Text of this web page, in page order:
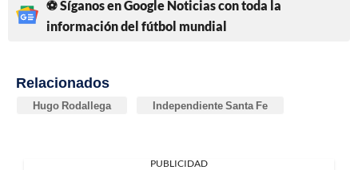
⚽ Síganos en Google Noticias con toda la
información del fútbol mundial
Relacionados
Hugo Rodallega Independiente Santa Fe
PUBLICIDAD